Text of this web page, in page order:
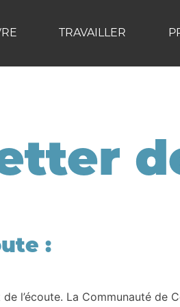
TRAVAILLER
:
l’écoute. La Communauté de